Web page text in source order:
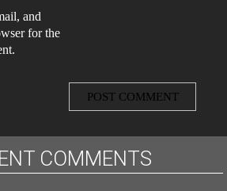
and
for the
COMMENTS